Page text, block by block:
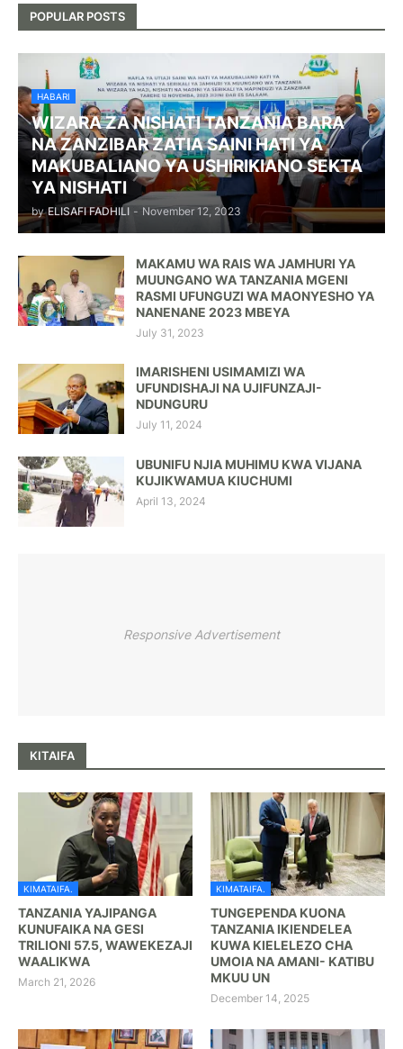
POPULAR POSTS
HABARI
WIZARA ZA NISHATI TANZANIA BARA
NA ZANZIBAR ZATIA SAINI HATI YA
MAKUBALIANO YA USHIRIKIANO SEKTA
YA NISHATI
by ELISAFI FADHILI - November 12, 2023
MAKAMU WA RAIS WA JAMHURI YA
MUUNGANO WA TANZANIA MGENI
RASMI UFUNGUZI WA MAONYESHO YA
NANENANE 2023 MBEYA
July 31, 2023
IMARISHENI USIMAMIZI WA
UFUNDISHAJI NA UJIFUNZAJI-
NDUNGURU
July 11, 2024
UBUNIFU NJIA MUHIMU KWA VIJANA
KUJIKWAMUA KIUCHUMI
April 13, 2024
Responsive Advertisement
KITAIFA
KIMATAIFA.
TANZANIA YAJIPANGA
KUNUFAIKA NA GESI
TRILIONI 57.5, WAWEKEZAJI
WAALIKWA
March 21, 2026
KIMATAIFA.
TUNGEPENDA KUONA
TANZANIA IKIENDELEA
KUWA KIELELEZO CHA
UMOIA NA AMANI- KATIBU
MKUU UN
December 14, 2025